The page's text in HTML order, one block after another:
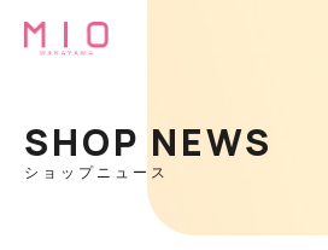
SHOP NEWS
ショップニュース